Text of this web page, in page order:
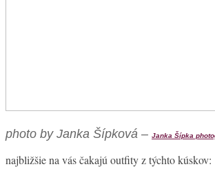
photo by Janka Šípková – Janka Šípka
najbližšie na vás čakajú outfity z týchto kúskov: